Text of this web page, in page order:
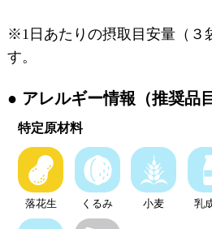
※1日あたりの摂取目安量（３
す。
アレルギー情報（推奨品
特定原材料
落花生 くるみ 小麦 乳